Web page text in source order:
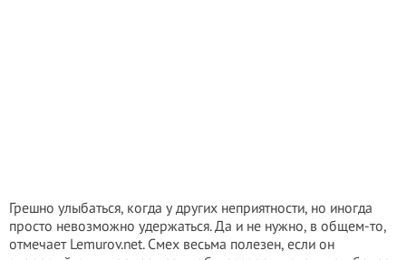
Грешно улыбаться, когда у других неприятности, но иногда
просто невозможно удержаться. Да и не нужно, в общем-то,
отмечает Lemurov.net. Смех весьма полезен, если он